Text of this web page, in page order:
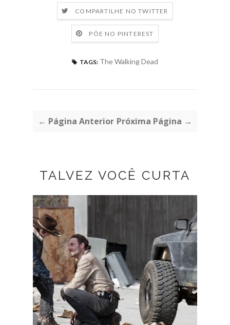
COMPARTILHE NO TWITTER
PÕE NO PINTEREST
TAGS: The Walking Dead
← Página Anterior Próxima Página →
TALVEZ VOCÊ CURTA